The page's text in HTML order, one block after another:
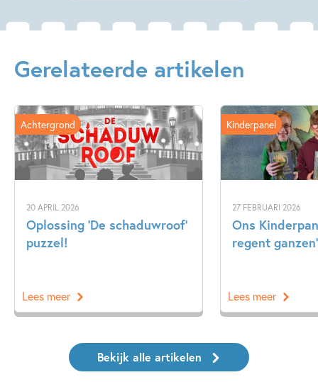
Gerelateerde artikelen
20 APRIL 2026
Oplossing ‘De schaduwroof’
puzzel!
Achtergrond
Lees meer
27 FEBRUARI 2026
Ons
regent ganzen’
Kinderpanel
Lees meer
Bekijk alle artikelen